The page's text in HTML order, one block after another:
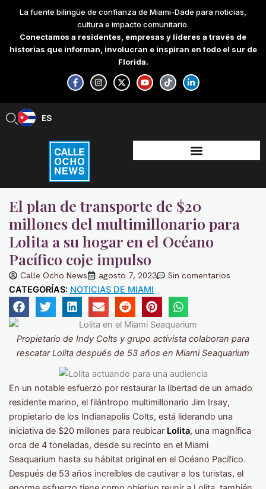
content
La fuente bilingüe de confianza de Miami-Dade para noticias,
cultura e impacto comunitario.
Conectamos a residentes, empresas y líderes a través de
historias que informan, involucran e inspiran en todo el sur de
Florida.
F
a
c
e
-
f
I
n
s
t
X
-
t
w
Y
o
u
t
T
i
k
t
L
i
n
k
-
i
n
ES
EN
El plan de transporte de $20
millones del multimillonario para
Lolita a su hogar en el Océano
Pacífico coje impulso
Calle Ocho News agosto 7, 2023 Sin comentarios
CATEGORÍAS: NOTICIAS DE MIAMI
Propietario de Indy Colts y grupo activista colaboran para
rescatar Lolita después de 53 años en Miami Seaquarium
En un notable esfuerzo por restaurar la libertad de un amado
residente marino, el filántropo multimillonario Jim Irsay,
propietario de los Indianapolis Colts, está liderando una
iniciativa de $20 millones para reubicar Lolita, una magnífica
orca de 4 toneladas, desde su recinto en el Miami
Seaquarium hasta su hábitat original en el Océano Pacífico.
Después de 53 años increíbles de cautivar a los turistas, el